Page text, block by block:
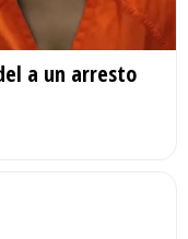
a un arresto